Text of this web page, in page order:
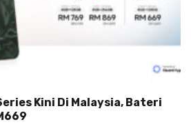
Kini Di Malaysia, Bateri